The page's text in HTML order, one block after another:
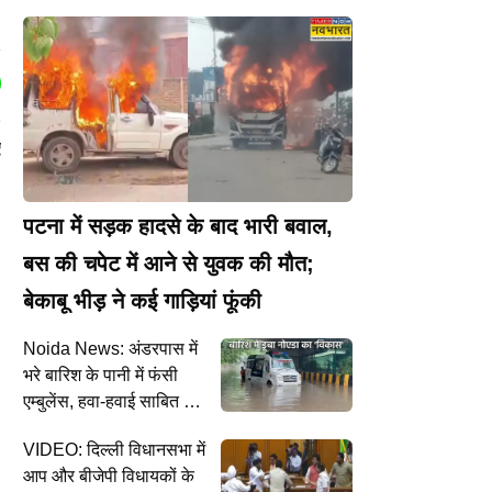
पटना में सड़क हादसे के बाद भारी बवाल,
बस की चपेट में आने से युवक की मौत;
बेकाबू भीड़ ने कई गाड़ियां फूंकी
Noida News: अंडरपास में
भरे बारिश के पानी में फंसी
एम्बुलेंस, हवा-हवाई साबित हुए
VIDEO: दिल्ली विधानसभा में
आप और बीजेपी विधायकों के